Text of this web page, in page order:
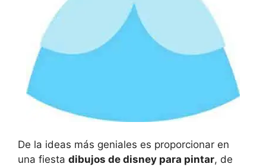
De la ideas más geniales es proporcionar en
una fiesta dibujos de disney para pintar, de